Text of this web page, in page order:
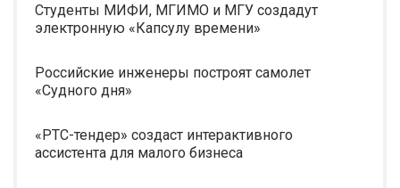
Студенты МИФИ, МГИМО и МГУ создадут
электронную «Капсулу времени»
Российские инженеры построят самолет
«Судного дня»
«РТС-тендер» создаст интерактивного
ассистента для малого бизнеса